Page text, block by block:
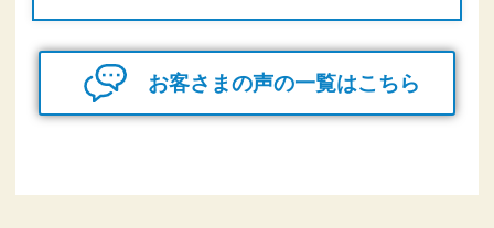
お客さまの声の一覧はこちら